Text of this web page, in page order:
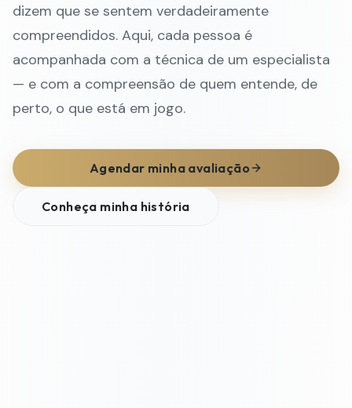
dizem que se sentem verdadeiramente
compreendidos. Aqui, cada pessoa é
acompanhada com a técnica de um especialista
— e com a compreensão de quem entende, de
perto, o que está em jogo.
Agendar minha avaliação
Conheça minha história